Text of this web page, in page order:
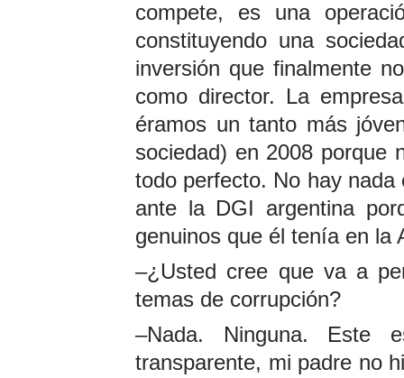
compete, es una
constituyendo una
inversión que finalmente
como director. La
éramos un tanto más
sociedad) en 2008 porque
todo perfecto. No hay
ante la DGI argentina
genuinos que él tenía en la
–¿Usted cree que va a
temas de corrupción?
–Nada. Ninguna. Este
transparente, mi padre no